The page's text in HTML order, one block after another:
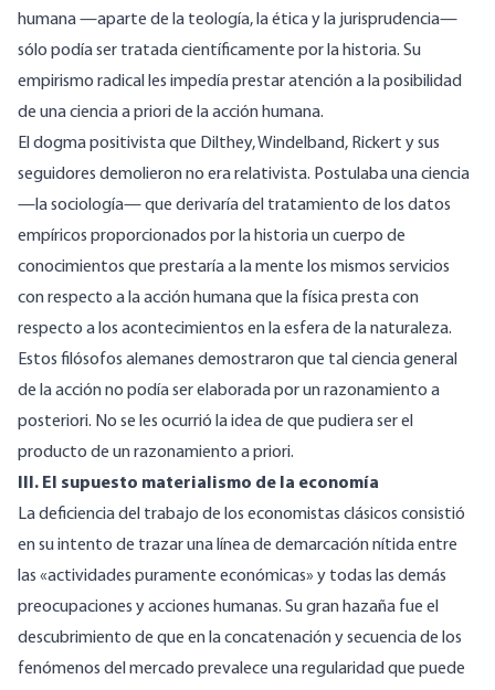
humana —aparte de la teología, la ética y la jurisprudencia—
sólo podía ser tratada científicamente por la historia. Su
empirismo radical les impedía prestar atención a la posibilidad
de una ciencia a priori de la acción humana.
El dogma positivista que Dilthey, Windelband, Rickert y sus
seguidores demolieron no era relativista. Postulaba una ciencia
—la sociología— que derivaría del tratamiento de los datos
empíricos proporcionados por la historia un cuerpo de
conocimientos que prestaría a la mente los mismos servicios
con respecto a la acción humana que la física presta con
respecto a los acontecimientos en la esfera de la naturaleza.
Estos filósofos alemanes demostraron que tal ciencia general
de la acción no podía ser elaborada por un razonamiento a
posteriori. No se les ocurrió la idea de que pudiera ser el
producto de un razonamiento a priori.
III. El supuesto materialismo de la economía
La deficiencia del trabajo de los economistas clásicos consistió
en su intento de trazar una línea de demarcación nítida entre
las «actividades puramente económicas» y todas las demás
preocupaciones y acciones humanas. Su gran hazaña fue el
descubrimiento de que en la concatenación y secuencia de los
fenómenos del mercado prevalece una regularidad que puede